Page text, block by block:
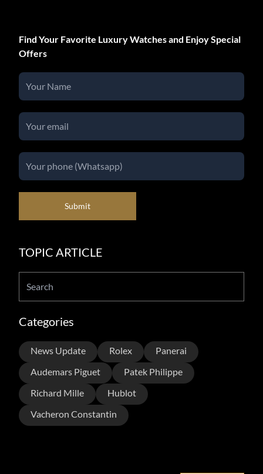
Find Your Favorite Luxury Watches and Enjoy Special
Offers
Submit
TOPIC ARTICLE
Categories
News Update Rolex
Panerai
Audemars Piguet
Patek Philippe
Richard Mille
Hublot
Vacheron Constantin